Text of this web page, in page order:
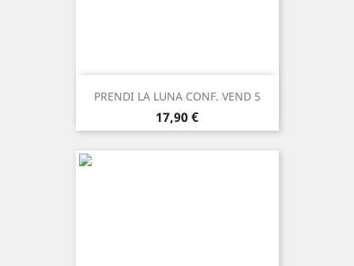
PRENDI LA LUNA CONF. VEND 5
Prezzo
17,90 €